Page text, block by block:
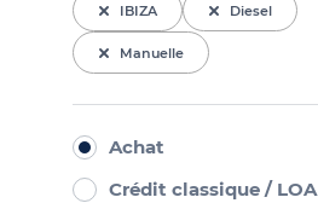
IBIZA Diesel
Manuelle
Achat
Crédit classique / LOA